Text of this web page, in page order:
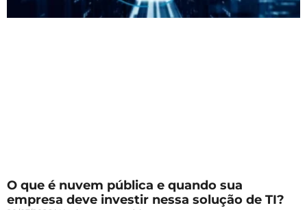
O que é nuvem pública e quando sua
empresa deve investir nessa solução de TI?